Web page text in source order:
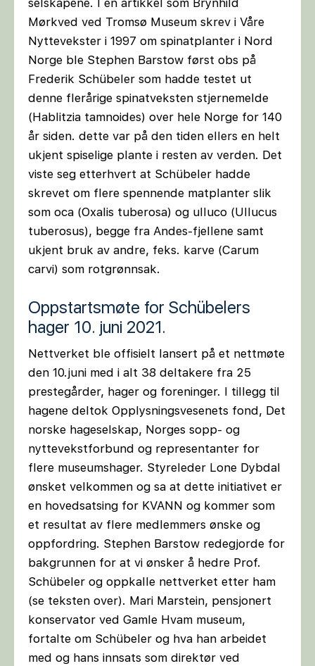
selskapene. I en artikkel som Brynhild
Mørkved ved Tromsø Museum skrev i Våre
Nyttevekster i 1997 om spinatplanter i Nord
Norge ble Stephen Barstow først obs på
Frederik Schübeler som hadde testet ut
denne flerårige spinatveksten stjernemelde
(Hablitzia tamnoides) over hele Norge for 140
år siden. dette var på den tiden ellers en helt
ukjent spiselige plante i resten av verden. Det
viste seg etterhvert at Schübeler hadde
skrevet om flere spennende matplanter slik
som oca (Oxalis tuberosa) og ulluco (Ullucus
tuberosus), begge fra Andes-fjellene samt
ukjent bruk av andre, feks. karve (Carum
carvi) som rotgrønnsak.
Oppstartsmøte for Schübelers
hager 10. juni 2021.
Nettverket ble offisielt lansert på et nettmøte
den 10.juni med i alt 38 deltakere fra 25
prestegårder, hager og foreninger. I tillegg til
hagene deltok Opplysningsvesenets fond, Det
norske hageselskap, Norges sopp- og
nyttevekstforbund og representanter for
flere museumshager. Styreleder Lone Dybdal
ønsket velkommen og sa at dette initiativet er
en hovedsatsing for KVANN og kommer som
et resultat av flere medlemmers ønske og
oppfordring. Stephen Barstow redegjorde for
bakgrunnen for at vi ønsker å hedre Prof.
Schübeler og oppkalle nettverket etter ham
(se teksten over). Mari Marstein, pensjonert
konservator ved Gamle Hvam museum,
fortalte om Schübeler og hva han arbeidet
med og hans innsats som direktør ved